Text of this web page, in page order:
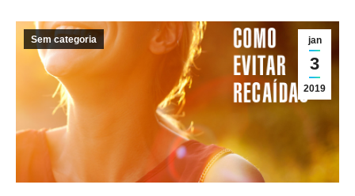
jan
3
2019
Sem categoria